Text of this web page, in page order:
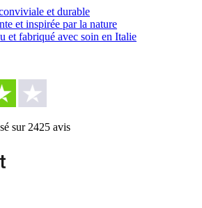
et durable
et inspirée par la nature
et fabriqué avec soin en Italie
sur 2425 avis